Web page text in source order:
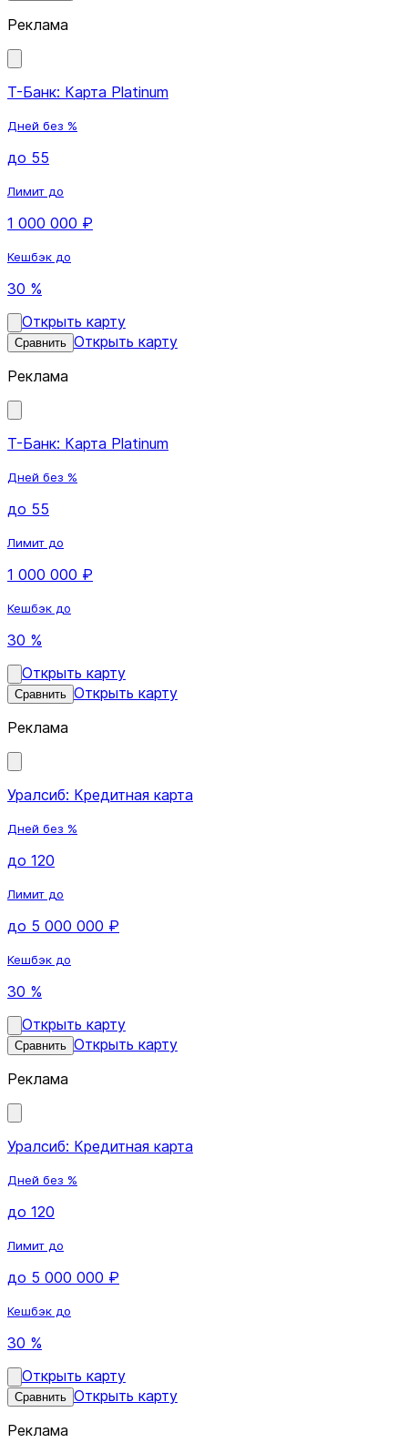
Реклама
Т-Банк: Карта Platinum
Дней без %
до 55
Лимит до
1 000 000 ₽
Кешбэк до
30 %
Открыть карту
Сравнить Открыть карту
Реклама
Т-Банк: Карта Platinum
Дней без %
до 55
Лимит до
1 000 000 ₽
Кешбэк до
30 %
Открыть карту
Сравнить Открыть карту
Реклама
Уралсиб: Кредитная карта
Дней без %
до 120
Лимит до
до 5 000 000 ₽
Кешбэк до
30 %
Открыть карту
Сравнить Открыть карту
Реклама
Уралсиб: Кредитная карта
Дней без %
до 120
Лимит до
до 5 000 000 ₽
Кешбэк до
30 %
Открыть карту
Сравнить Открыть карту
Реклама